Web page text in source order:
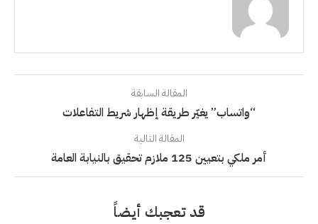
المقالة السابقة
“واتساب” يغيّر طريقة إظهار شريط التفاعلات
المقالة التالية
أمر ملكي بتعيين 125 ملازم تحقيق بالنيابة العامة
قد تعجبك أيضاً